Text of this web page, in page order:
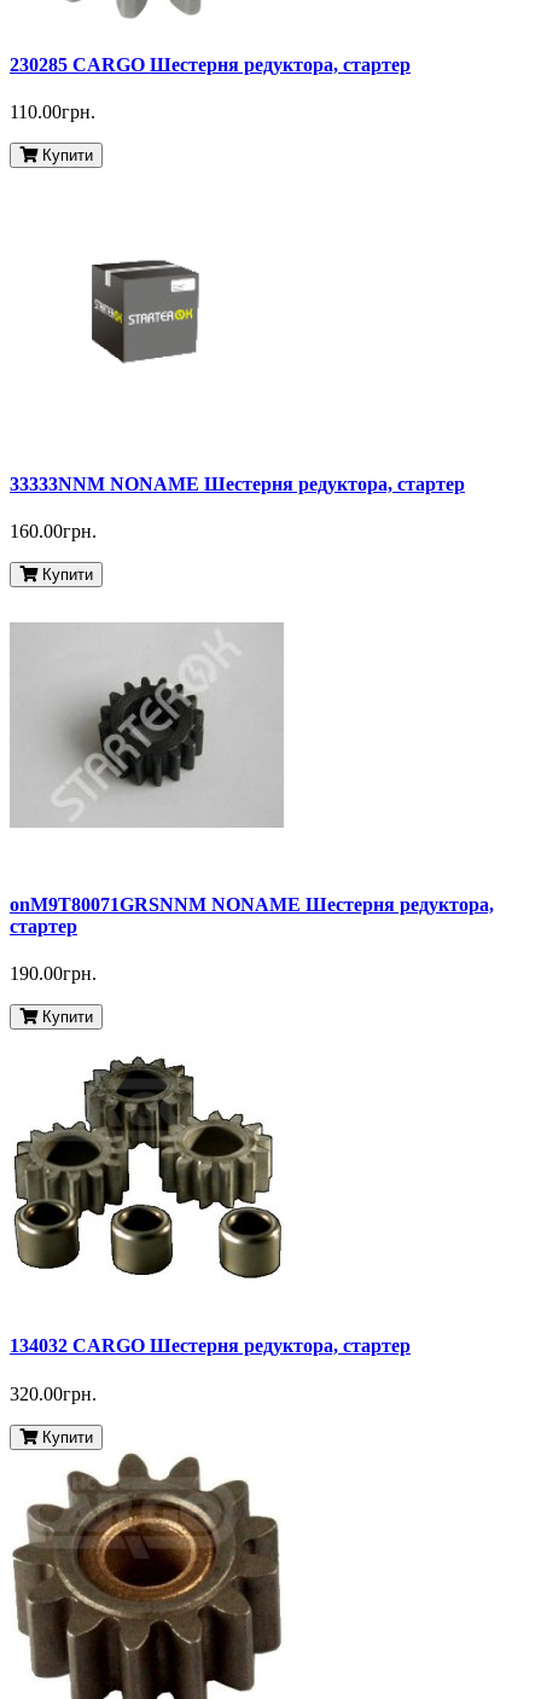
230285 CARGO Шестерня редуктора, стартер
110.00грн.
Купити
33333NNM NONAME Шестерня редуктора, стартер
160.00грн.
Купити
onM9T80071GRSNNM NONAME Шестерня редуктора,
стартер
190.00грн.
Купити
134032 CARGO Шестерня редуктора, стартер
320.00грн.
Купити